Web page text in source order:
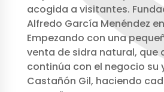
acogida a visitantes.
Alfredo García Menéndez
Empezando con una
venta de sidra natural, que
continúa con el negocio su
Castañón Gil, haciendo